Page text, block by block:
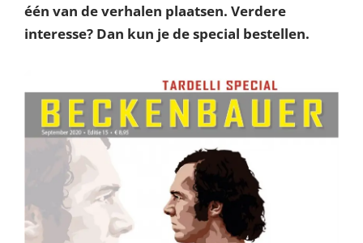
één van de verhalen plaatsen. Verdere
interesse? Dan kun je de special bestellen.